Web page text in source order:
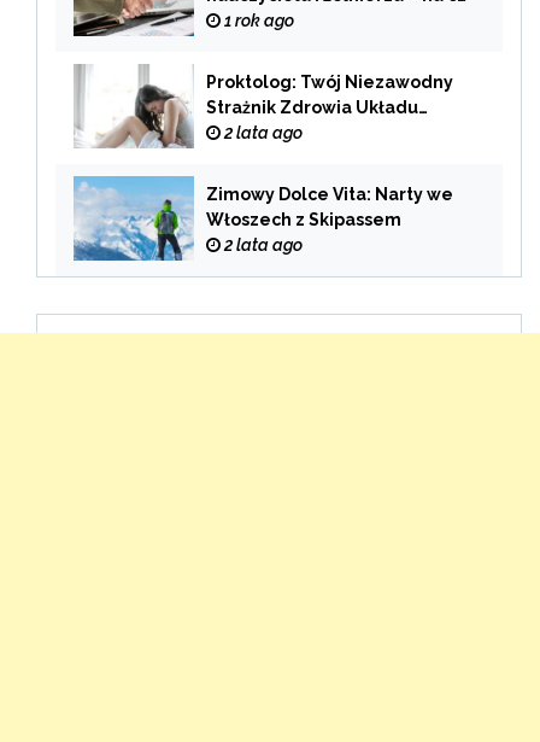
zwrócić uwagę przy wyborze
1 rok ago
Proktolog: Twój Niezawodny
Strażnik Zdrowia Układu
Pokarmowego
2 lata ago
Zimowy Dolce Vita: Narty we
Włoszech z Skipassem
2 lata ago